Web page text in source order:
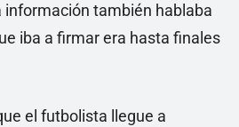
información también hablaba
iba a firmar era hasta finales
el futbolista llegue a